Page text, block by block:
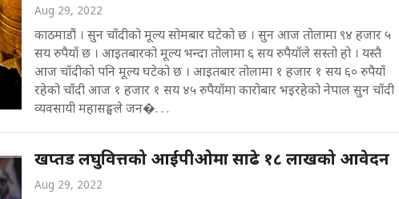
Aug 29, 2022
काठमाडौं । सुन चाँदीको मूल्य सोमबार घटेको छ । सुन आज तोलामा ९४ हजार ५
सय रुपैयाँ छ । आइतबारको मूल्य भन्दा तोलामा ६ सय रुपैयाँले सस्तो हो । यस्तै
आज चाँदीको पनि मूल्य घटेको छ । आइतबार तोलामा १ हजार १ सय ६० रुपैयाँ
रहेको चाँदी आज १ हजार १ सय ४५ रुपैयाँमा कारोबार भइरहेको नेपाल सुन चाँदी
व्यवसायी महासङ्घले जन�. . .
खप्तड लघुवित्तको आईपीओमा साढे १८ लाखको आवेदन
Aug 29, 2022